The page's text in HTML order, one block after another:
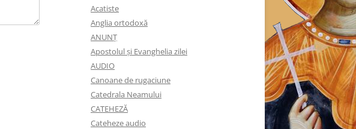
Acatiste
Anglia ortodoxă
ANUNŢ
Apostolul şi Evanghelia zilei
AUDIO
Canoane de rugaciune
Catedrala Neamului
CATEHEZĂ
Cateheze audio